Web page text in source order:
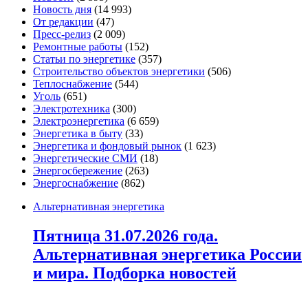
Новость дня (14 993)
От редакции (47)
Пресс-релиз (2 009)
Ремонтные работы (152)
Статьи по энергетике (357)
Строительство объектов энергетики (506)
Теплоснабжение (544)
Уголь (651)
Электротехника (300)
Электроэнергетика (6 659)
Энергетика в быту (33)
Энергетика и фондовый рынок (1 623)
Энергетические СМИ (18)
Энергосбережение (263)
Энергоснабжение (862)
Альтернативная энергетика
Пятница 31.07.2026 года.
Альтернативная энергетика России
и мира. Подборка новостей